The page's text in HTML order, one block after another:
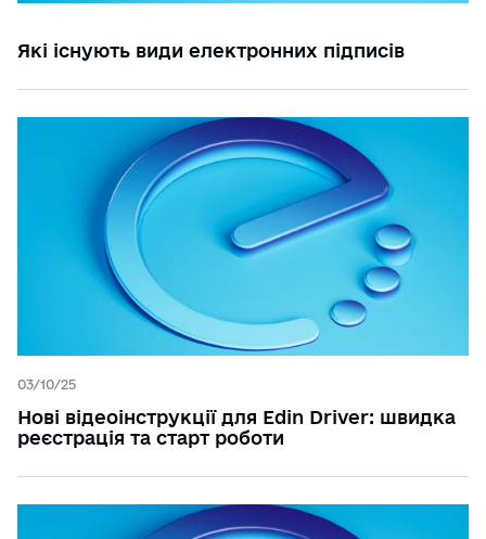
Які існують види електронних підписів
03/10/25
Нові відеоінструкції для Edin Driver: швидка
реєстрація та старт роботи